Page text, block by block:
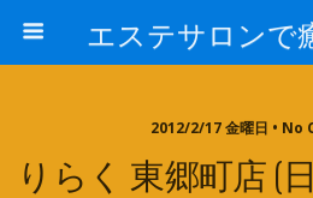
2012/2/17 金曜日 •
りらく 東郷町店 (